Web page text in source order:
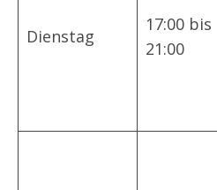
Dienstag
17:00 bis
21:00